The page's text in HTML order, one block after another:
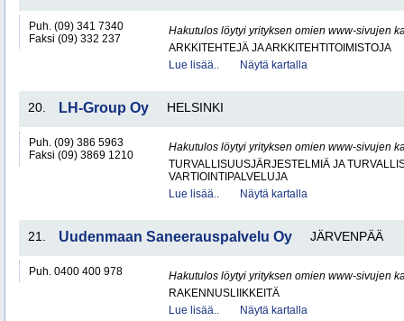
Puh. (09) 341 7340
Faksi (09) 332 237
Hakutulos löytyi yrityksen omien www-sivujen
ARKKITEHTEJÄ JA ARKKITEHTITOIMISTOJA
Lue lisää..
Näytä kartalla
20. LH-Group Oy HELSINKI
Puh. (09) 386 5963
Faksi (09) 3869 1210
Hakutulos löytyi yrityksen omien www-sivujen
TURVALLISUUSJÄRJESTELMIÄ JA
VARTIOINTIPALVELUJA
Lue lisää..
Näytä kartalla
21. Uudenmaan Saneerauspalvelu Oy JÄRVENPÄÄ
Puh. 0400 400 978
Hakutulos löytyi yrityksen omien www-sivujen
RAKENNUSLIIKKEITÄ
Lue lisää..
Näytä kartalla